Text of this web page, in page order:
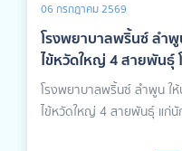
06 กรกฎาคม 2569
โรงพยาบาลพริ้นซ์ ลำ
โรงพยาบาลพริ้นซ์ ลำพูน ใ
ไข้หวัดใหญ่ 4 สายพันธุ์ แก่